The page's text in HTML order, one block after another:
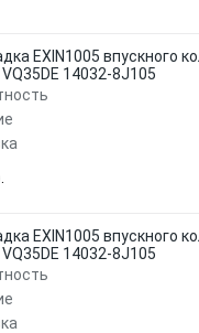
EXIN1005 впускного
14032-8J105
EXIN1005 впускного
14032-8J105